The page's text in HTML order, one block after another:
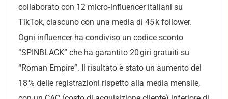
collaborato con 12 micro‑influencer italiani su
TikTok, ciascuno con una media di 45 k follower.
Ogni influencer ha condiviso un codice sconto
“SPINBLACK” che ha garantito 20 giri gratuiti su
“Roman Empire”. Il risultato è stato un aumento del
18 % delle registrazioni rispetto alla media mensile,